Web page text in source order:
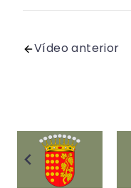
Vídeo anterior